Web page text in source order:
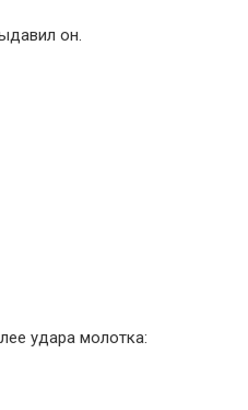
он.
удара молотка: